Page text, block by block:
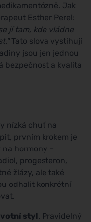
Jak
Esther Perel:
jí tam, kde vládne
Tato slova vystihují
jsou jen jednou
bezpečnost a kvalita
nízká chuť na
prvním krokem je
na hormony –
progesteron,
žlázy, ale také
odhalit konkrétní
styl. Pravidelný